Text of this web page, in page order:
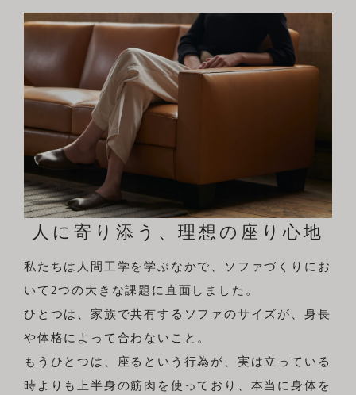
人に寄り添う、理想の座り心地
私たちは人間工学を学ぶなかで、ソファづくりにお
いて2つの大きな課題に直面しました。
ひとつは、家族で共有するソファのサイズが、身長
や体格によって合わないこと。
もうひとつは、座るという行為が、実は立っている
時よりも上半身の筋肉を使っており、本当に身体を